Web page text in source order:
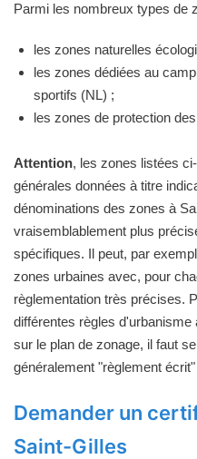
Parmi les nombreux types de
les zones naturelles
les zones dédiées au
sportifs (NL) ;
les zones de protection
Attention, les zones listées
générales données à titre
dénominations des zones à
vraisemblablement plus
spécifiques. Il peut, par
zones urbaines avec, pour
règlementation très précises.
différentes règles
sur le plan de zonage, il faut
généralement "règlement
Demander un
Saint-Gilles